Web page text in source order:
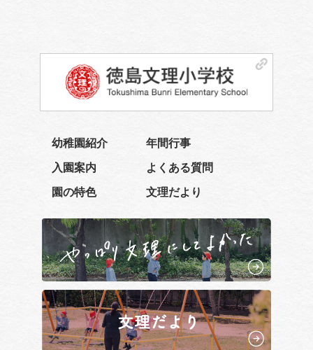
幼稚園紹介 年間行事
入園案内 よくある質問
園の特色 文理だより